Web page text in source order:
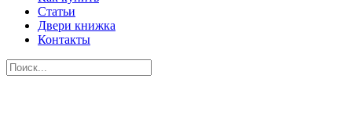
Статьи
Двери книжка
Контакты